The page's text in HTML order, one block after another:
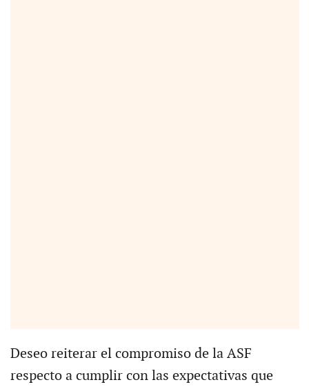
Deseo reiterar el compromiso de la ASF
respecto a cumplir con las expectativas que